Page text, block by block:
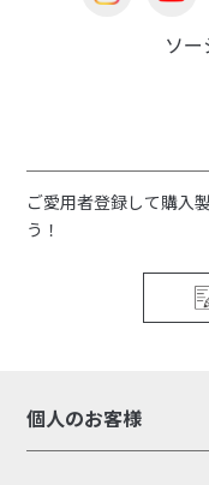
ソ
ご愛用者登録して購入
う！
個人のお客様